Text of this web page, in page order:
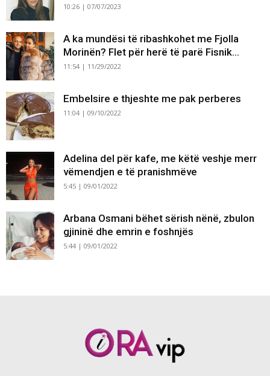
10:26 | 07/07/2023
A ka mundësi të ribashkohet me Fjolla
Morinën? Flet për herë të parë Fisnik...
11:54 | 11/29/2022
Embelsire e thjeshte me pak perberes
11:04 | 09/10/2022
Adelina del për kafe, me këtë veshje merr
vëmendjen e të pranishmëve
5:45 | 09/01/2022
Arbana Osmani bëhet sërish nënë, zbulon
gjininë dhe emrin e foshnjës
5:44 | 09/01/2022